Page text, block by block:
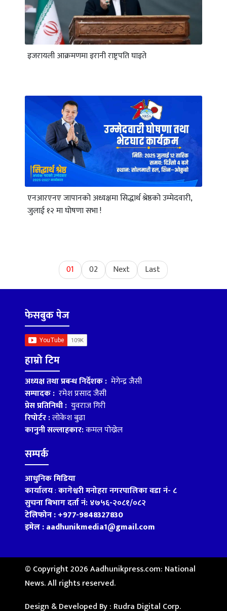
इजरायली आक्रमणमा इरानी राष्ट्रपति घाइते
एनआरएनए जापानको अध्यक्षमा सिद्धार्थ श्रेष्ठको उम्मेदवारी,
जुलाई १२ मा घोषणा सभा !
01 02 Next Last
फेसबुक पेज
हाम्रो टिम
अध्यक्ष तथा प्रबन्ध निर्देशक : मेगेन्द्र जैसी
सम्पादक : रमेश प्रसाद जैसी
प्रेस प्रतिनिधी : युवराज गिरी
रिपोर्टर :लोकेश बुढा
कानुनी सल्लाहकार:कमल पोख्रेल
सम्पर्क
आधुनिक मिडिया
कार्यालय:कागेश्वरी मनोहरा नगरपालिका वडा नं- ८
सुचना बिभाग दर्ता नं: ४७५६-२०८१/०८२
टेलिफोन : +977-9848327830
इमेल : aadhunikmedia1@gmail.com
© Copyright 2026 Aadhunikpress.com: National
News. All rights reserved.
Design & Developed By : Rudra Digital Corp.